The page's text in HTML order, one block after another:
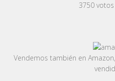
3750
Vendemos también en